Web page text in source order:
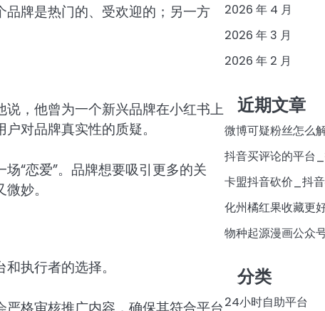
牌是热门的、受欢迎的；另一方
，他曾为一个新兴品牌在小红书上
对品牌真实性的质疑。
“恋爱”。品牌想要吸引更多的关
妙。
执行者的选择。
2026 年 4 月
2026 年 3 月
2026 年 2 月
近期文章
微博可疑粉丝怎么
抖音买评论的平台
卡盟抖音砍价_抖
化州橘红果收藏更
物种起源漫画公众
分类
24小时自助平台